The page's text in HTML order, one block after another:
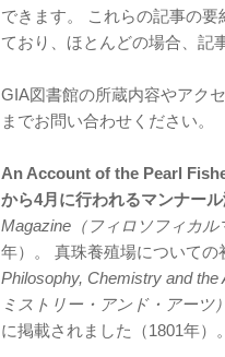
できます。 これらの記事の
ており、ほとんどの場合、記
GIA図書館の所蔵内容やアク
までお問い合わせください。
An Account of the Pearl
から4月に行われるマンナール
Magazine（フィロソフィカル
年）。 真珠養殖場について
Philosophy, Chemistry and
ミストリー・アンド・アーツ）
に掲載されました（1801年）。